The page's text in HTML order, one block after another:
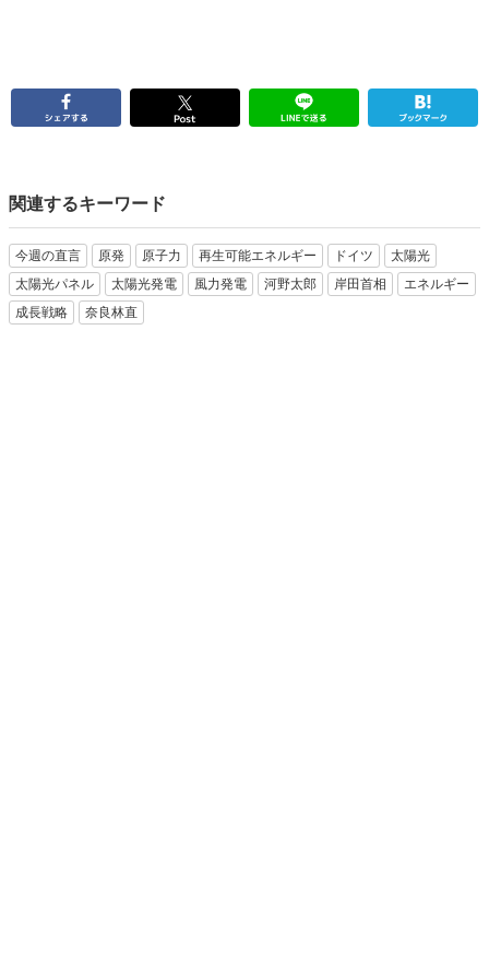
関連するキーワード
今週の直言 原発 原子力 再生可能エネルギー ドイツ
太陽光
太陽光パネル
太陽光発電 風力発電 河野太郎 岸田首相
エネルギー
成長戦略
奈良林直